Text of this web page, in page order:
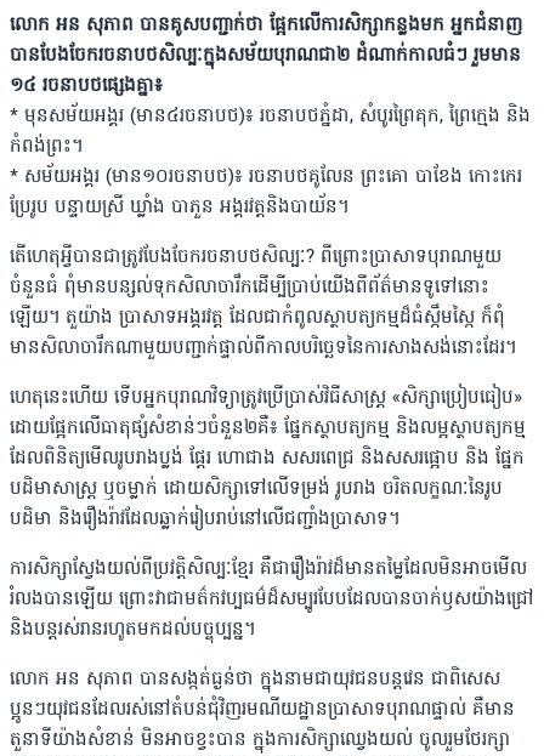
លោក អន សុភាព បានគូសបញ្ជាក់ថា ផ្អែកលើការសិក្សាកន្លងមក អ្នកជំនាញ
បានបែងចែករចនាបថសិល្បៈក្នុងសម័យបុរាណជា២ ដំណាក់កាលធំៗ រួមមាន
១៤ រចនាបថផ្សេងគ្នា៖
* មុនសម័យអង្គរ (មាន៤រចនាបថ)៖ រចនាបថភ្នំដា, សំបូរព្រៃគុក, ព្រៃក្មេង និង
កំពង់ព្រះ។
* សម័យអង្គរ (មាន១០រចនាបថ)៖ រចនាបថគូលែន ព្រះគោ បាខែង កោះកេរ
ប្រែរូប បន្ទាយស្រី ឃ្លាំង បាភួន អង្គរវត្តនិងបាយ័ន។
តើហេតុអ្វីបានជាត្រូវបែងចែករចនាបថសិល្បៈ? ពីព្រោះប្រាសាទបុរាណមួយ
ចំនួនធំ ពុំមានបន្សល់ទុកសិលាចារឹកដើម្បីប្រាប់យើងពីព័ត៌មានទូទៅនោះ
ឡើយ។ តួយ៉ាង ប្រាសាទអង្គរវត្ត ដែលជាកំពូលស្ថាបត្យកម្មដ៏ធំស្កឹមស្កៃ ក៏ពុំ
មានសិលាចារឹកណាមួយបញ្ជាក់ផ្ទាល់ពីកាលបរិច្ឆេទនៃការសាងសង់នោះដែរ។
ហេតុនេះហើយ ទើបអ្នកបុរាណវិទ្យាត្រូវប្រើប្រាស់វិធីសាស្ត្រ «សិក្សាប្រៀបធៀប»
ដោយផ្អែកលើធាតុផ្សំសំខាន់ៗចំនួន២គឺ៖ ផ្នែកស្ថាបត្យកម្ម និងលម្អស្ថាបត្យកម្ម
ដែលពិនិត្យមើលរូបរាងប្លង់ ផ្តែរ ហោជាង សសរពេជ្រ និងសសរផ្អោប និង ផ្នែក
បដិមាសាស្ត្រ ឬចម្លាក់ ដោយសិក្សាទៅលើទម្រង់ រូបរាង ចរិតលក្ខណៈនៃរូប
បដិមា និងរឿងរ៉ាវដែលឆ្លាក់រៀបរាប់នៅលើជញ្ជាំងប្រាសាទ។
ការសិក្សាស្វែងយល់ពីប្រវត្តិសិល្បៈខ្មែរ គឺជារឿងរ៉ាវដ៏មានតម្លៃដែលមិនអាចមើល
រំលងបានឡើយ ព្រោះវាជាមត៌កវប្បធម៌ដ៏សម្បូរបែបដែលបានចាក់ឫសយ៉ាងជ្រៅ
និងបន្តរស់រានរហូតមកដល់បច្ចុប្បន្ន។
លោក អន សុភាព បានសង្កត់ធ្ងន់ថា ក្នុងនាមជាយុវជនបន្តវេន ជាពិសេស
ប្អូនៗយុវជនដែលរស់នៅតំបន់ជុំវិញរមណីយដ្ឋានប្រាសាទបុរាណផ្ទាល់ គឺមាន
តួនាទីយ៉ាងសំខាន់ មិនអាចខ្វះបាន ក្នុងការសិក្សាឈ្វេងយល់ ចូលរួមថែរក្សា